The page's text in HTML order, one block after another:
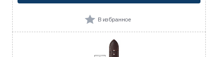
В избранное